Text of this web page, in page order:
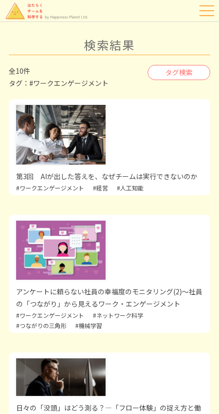
検索結果
タグ検索
全10件
タグ： #ワークエンゲージメント
第3回 AIが出した答えを、なぜチームは実行できないのか
#ワークエンゲージメント #経営 #人工知能
アンケートに頼らない社員の幸福度のモニタリング(2)～社員
の「つながり」から見えるワーク・エンゲージメント
#ワークエンゲージメント
#ネットワーク科学
#つながりの三角形
#機械学習
日々の「没頭」はどう測る？―「フロー体験」の捉え方と働